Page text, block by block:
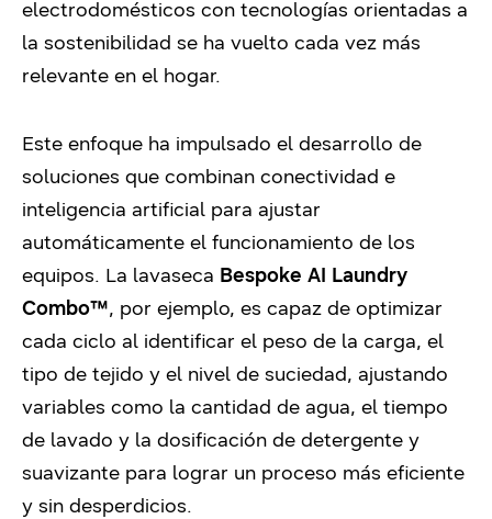
electrodomésticos con tecnologías orientadas a
la sostenibilidad se ha vuelto cada vez más
relevante en el hogar.
Este enfoque ha impulsado el desarrollo de
soluciones que combinan conectividad e
inteligencia artificial para ajustar
automáticamente el funcionamiento de los
equipos. La lavaseca Bespoke AI Laundry
Combo™, por ejemplo, es capaz de optimizar
cada ciclo al identificar el peso de la carga, el
tipo de tejido y el nivel de suciedad, ajustando
variables como la cantidad de agua, el tiempo
de lavado y la dosificación de detergente y
suavizante para lograr un proceso más eficiente
y sin desperdicios.